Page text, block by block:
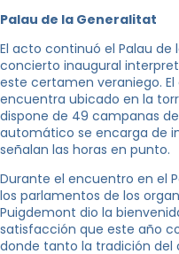
Palau de la Generalitat
El acto continuó el Palau
concierto inaugural
este certamen veraniego. El
encuentra ubicado en la
dispone de 49 campanas
automático se encarga de
señalan las horas en punto.
Durante el encuentro en el
los parlamentos de los
Puigdemont dio la
satisfacción que este año
donde tanto la tradición del